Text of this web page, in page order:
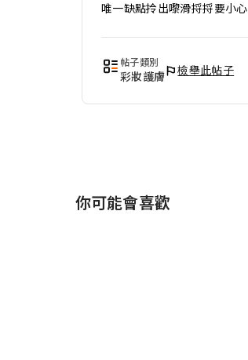
唯一缺點拎出嚟滑捋捋要小心
帖子類別
彩妝護膚 檢舉此帖子
你可能會喜歡